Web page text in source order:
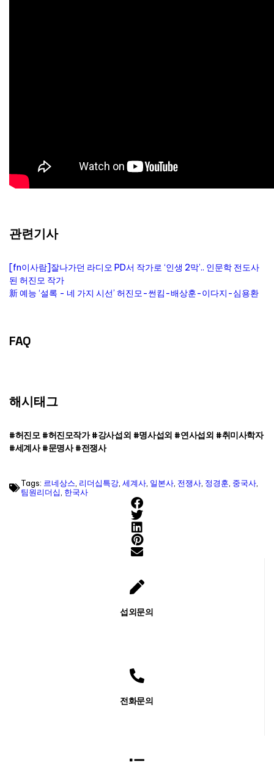
관련기사
[fn이사람]잘나가던 라디오 PD서 작가로 ‘인생 2막’.. 인문학 전도사
된 허진모 작가
新 예능 ‘설록 - 네 가지 시선’ 허진모-썬킴-배상훈-이다지-심용환
FAQ
해시태그
#허진모 #허진모작가 #강사섭외 #명사섭외 #연사섭외 #취미사학자
#세계사 #문명사 #전쟁사
Tags: 르네상스 리더십특강 세계사 일본사 전쟁사 정경훈 중국사
팀원리더십 한국사
섭외문의
전화문의